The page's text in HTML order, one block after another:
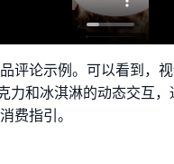
评论示例。可以看到，
力和冰淇淋的动态交互
费指引。